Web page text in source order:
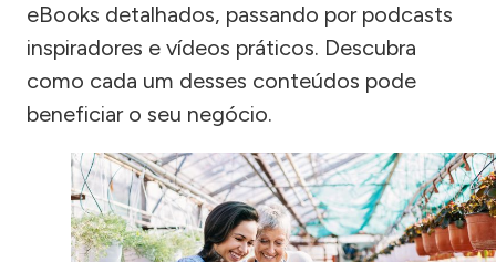
eBooks detalhados, passando por podcasts
inspiradores e vídeos práticos. Descubra
como cada um desses conteúdos pode
beneficiar o seu negócio.